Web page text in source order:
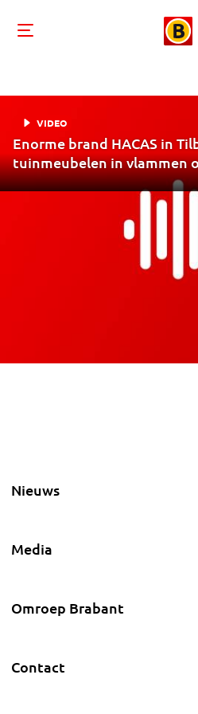
VIDEO
Enorme brand HACAS in
tuinmeubelen in vlammen
Nieuws
Media
Omroep Brabant
Contact